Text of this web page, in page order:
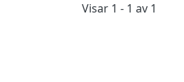
Visar 1 - 1 av 1